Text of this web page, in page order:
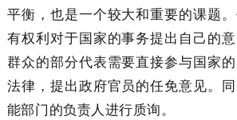
平衡，也是一个较大和重要的课题
有权利对于国家的事务提出自己的
群众的部分代表需要直接参与国家
法律，提出政府官员的任免意见。
能部门的负责人进行质询。